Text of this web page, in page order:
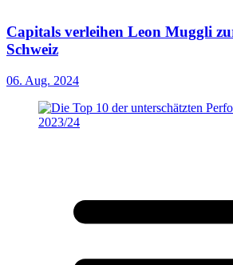
Capitals verleihen Leon Muggli
Schweiz
06. Aug. 2024